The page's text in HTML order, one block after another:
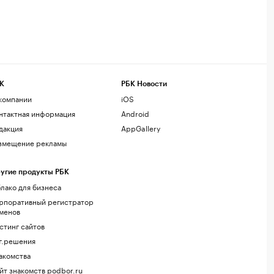
информация
рекламы
продукты РБК
для бизнеса
регистратор
сайтов
знакомств podbor.ru
РБК Новости
iOS
Android
AppGallery